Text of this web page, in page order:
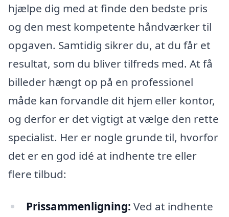
hjælpe dig med at finde den bedste pris
og den mest kompetente håndværker til
opgaven. Samtidig sikrer du, at du får et
resultat, som du bliver tilfreds med. At få
billeder hængt op på en professionel
måde kan forvandle dit hjem eller kontor,
og derfor er det vigtigt at vælge den rette
specialist. Her er nogle grunde til, hvorfor
det er en god idé at indhente tre eller
flere tilbud:
Prissammenligning: Ved at indhente